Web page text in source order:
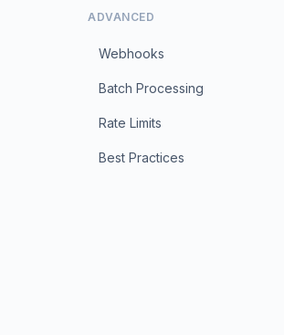
ADVANCED
Webhooks
Batch Processing
Rate Limits
Best Practices